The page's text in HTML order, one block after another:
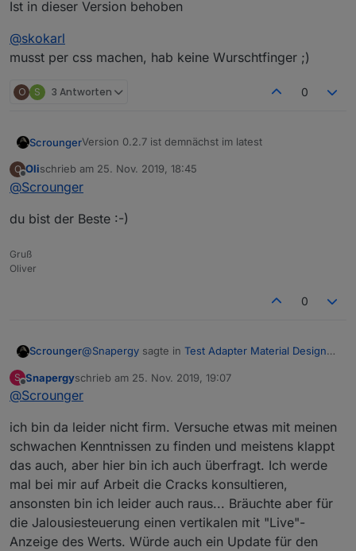
Ist in dieser Version behoben
@skokarl
musst per css machen, hab keine Wurschtfinger ;)
O S 3 Antworten 0
ScroungerVersion 0.2.7 ist demnächst im latest
Version 0.2.7:
readonly, checkbox readonly & button toggle
(Scrounger): Line History Chart Widget: option
(Scrounger): chartjs lib updated to v2.9.3
v0.3.7
(Scrounger): Chart Widgets: option for
background color of diagram area added
@Oli
O
Offline
Olischrieb am 25. Nov. 2019, 18:45
zuletzt editiert von
@Scrounger
du bist der Beste :-)
Gruß
Oliver
0
Scrounger@Snapergy sagte in Test Adapter Material Design
ich bin jetzt auch nicht der Pro, aber den jqui
abkupfern? mittels CSS kann ich den diskreten
Slider ja drehen, aber leider muss ich trotzdem
nach rechts und links schieben und nicht nach
oben und unten um etwas am slider zu
verändern
Habe da schon entsprechend Zeit investiert, aber
source anschauen, bin über jede Hilfe dankbar.
https://github.com/material-components/material-
components-web/tree/master/packages/mdc-slider
S
Offline
Snapergyschrieb am 25. Nov. 2019, 19:07
zuletzt editiert von
@Scrounger
ich bin da leider nicht firm. Versuche etwas mit meinen
schwachen Kenntnissen zu finden und meistens klappt
das auch, aber hier bin ich auch überfragt. Ich werde
mal bei mir auf Arbeit die Cracks konsultieren,
ansonsten bin ich leider auch raus... Bräuchte aber für
die Jalousiesteuerung einen vertikalen mit "Live"-
Anzeige des Werts. Würde auch ein Update für den